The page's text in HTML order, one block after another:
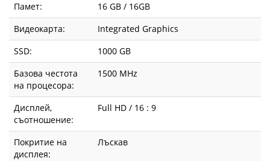
Памет:
16 GB / 16GB
Видеокарта:
Integrated Graphics
SSD:
1000 GB
Базова честота
на процесора:
1500 MHz
Дисплей,
съотношение:
Full HD / 16 : 9
Покритие на
дисплея:
Лъскав